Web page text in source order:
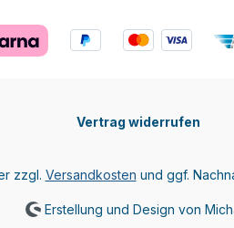
Vertrag widerrufen
zzgl. Versandkosten und ggf.
Erstellung und Design von